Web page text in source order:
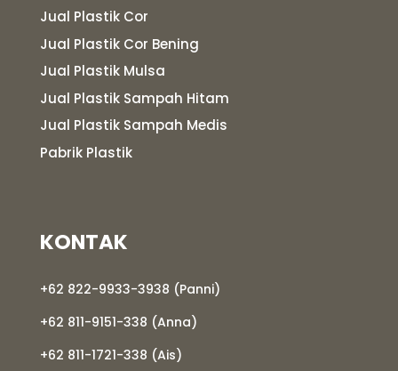
Jual Plastik Cor
Jual Plastik Cor Bening
Jual Plastik Mulsa
Jual Plastik Sampah Hitam
Jual Plastik Sampah Medis
Pabrik Plastik
KONTAK
+62 822-9933-3938 (Panni)
+62 811-9151-338 (Anna)
+62 811-1721-338 (Ais)